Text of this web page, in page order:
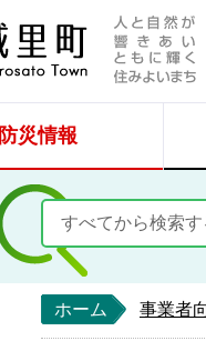
防災情報
ホーム 事業者